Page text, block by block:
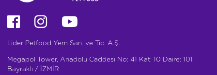
Lider Petfood Yem San. ve Tic. A.Ş.
Megapol Tower, Anadolu Caddesi No: 41 Kat: 10 Daire: 101
Bayraklı / İZMİR